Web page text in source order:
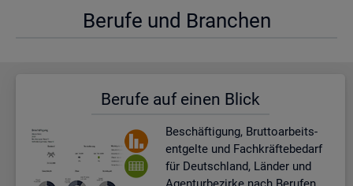
Be­ru­fe und Bran­chen
Be­ru­fe auf einen Blick
Be­schäf­ti­gung, Brut­to­ar­beits­
ent­gel­te und Fach­kräf­te­be­darf
für Deutsch­land, Län­der und